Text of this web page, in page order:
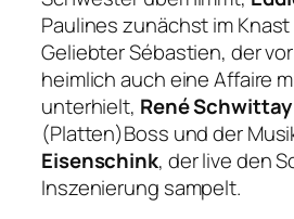
Paulines zunächst im
Geliebter Sébastien, der
heimlich auch eine Affaire
unterhielt, René Schwittay
(Platten)Boss und der
Eisenschink, der live den
Inszenierung sampelt.